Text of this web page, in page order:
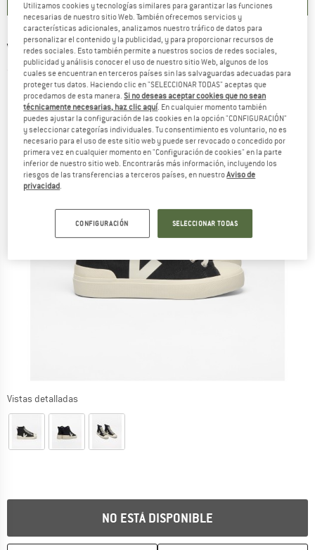
VEJA -Wata II - Zapatillas deportivas
(0)
Vistas detalladas
NO ESTÁ DISPONIBLE
Utilizamos cookies y tecnologías similares para garantizar las funciones
necesarias de nuestro sitio Web. También ofrecemos servicios y
características adicionales, analizamos nuestro tráfico de datos para
personalizar el contenido y la publicidad, y para proporcionar recursos de
redes sociales. Esto también permite a nuestros socios de redes sociales,
publicidad y análisis conocer el uso de nuestro sitio Web, algunos de los
cuales se encuentran en terceros países sin las salvaguardas adecuadas para
proteger tus datos. Haciendo clic en "SELECCIONAR TODAS" aceptas que
procedamos de esta manera.Si no deseas aceptar cookies que no sean
técnicamente necesarias, haz clic aquí. En cualquier momento también
puedes ajustar la configuración de las cookies en la opción "CONFIGURACIÓN"
y seleccionar categorías individuales. Tu consentimiento es voluntario, no es
necesario para el uso de este sitio web y puede ser revocado o concedido por
primera vez en cualquier momento en "Configuración de cookies" en la parte
inferior de nuestro sitio web. Encontrarás más información, incluyendo los
riesgos de las transferencias a terceros países, en nuestroAviso de
privacidad.
CONFIGURACIÓN SELECCIONAR TODAS